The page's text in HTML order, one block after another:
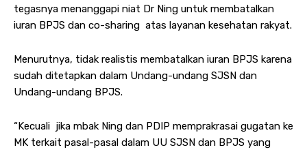
tegasnya menanggapi niat Dr Ning untuk membatalkan
iuran BPJS dan co-sharing atas layanan kesehatan rakyat.
Menurutnya, tidak realistis membatalkan iuran BPJS karena
sudah ditetapkan dalam Undang-undang SJSN dan
Undang-undang BPJS.
“Kecuali jika mbak Ning dan PDIP memprakrasai gugatan ke
MK terkait pasal-pasal dalam UU SJSN dan BPJS yang